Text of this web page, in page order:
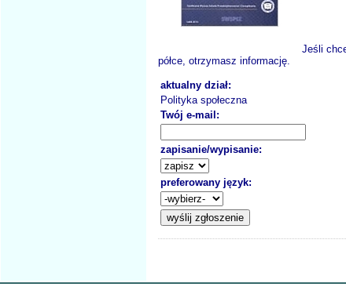
Jeśli
półce, otrzymasz informację.
aktualny dział:
Polityka społeczna
Twój e-mail:
zapisanie/wypisanie:
preferowany język: